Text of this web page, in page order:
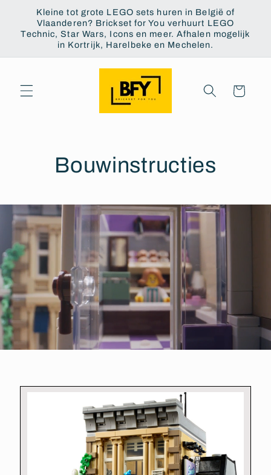
passer
contenu
Kleine tot grote LEGO sets huren in België of
Vlaanderen? Brickset for You verhuurt LEGO
Technic, Star Wars, Icons en meer. Afhalen mogelijk
in Kortrijk, Harelbeke en Mechelen.
Panier
Bouwinstructies